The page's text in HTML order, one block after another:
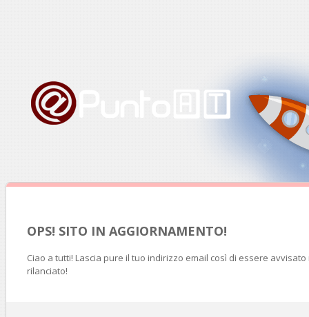
OPS! SITO IN AGGIORNAMENTO!
Ciao a tutti! Lascia pure il tuo indirizzo email così di essere
rilanciato!